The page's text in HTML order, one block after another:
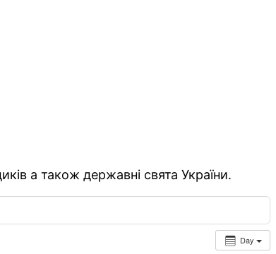
а також державні свята України.
Day